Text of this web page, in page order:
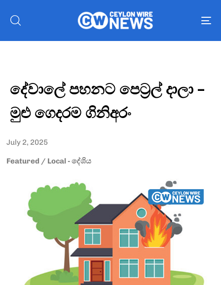
Type and hit enter
දේවාලේ පහනට පෙට්‍රල් දාලා –
මුළු ගෙදරම ගිනිඅරං
July 2, 2025
Featured / Local - දේශිය